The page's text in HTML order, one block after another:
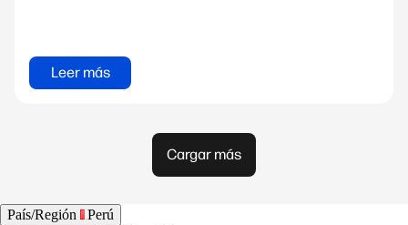
Leer más
Cargar más
País/Región
Perú